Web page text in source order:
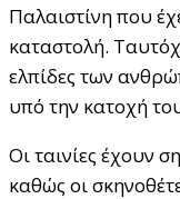
Παλαιστίνη που
καταστολή.
ελπίδες των
υπό την κατοχή
Οι ταινίες έχουν
καθώς οι